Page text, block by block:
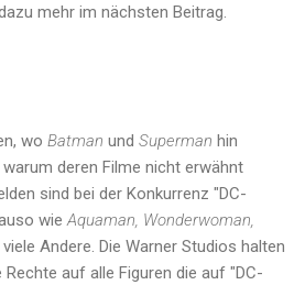
mehr im nächsten Beitrag.
wo Batman und Superman hin
deren Filme nicht erwähnt
sind bei der Konkurrenz "DC-
wie Aquaman, Wonderwoman,
Andere. Die Warner Studios halten
auf alle Figuren die auf "DC-